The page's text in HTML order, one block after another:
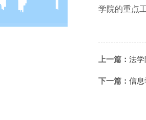
学院的重点
上一篇： 法
下一篇： 信